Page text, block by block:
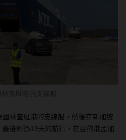
林查班港的支線船，然後在新加坡
最後經過19天的航行，在目的港孟加